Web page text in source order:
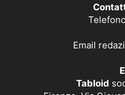
Email
Tabloid